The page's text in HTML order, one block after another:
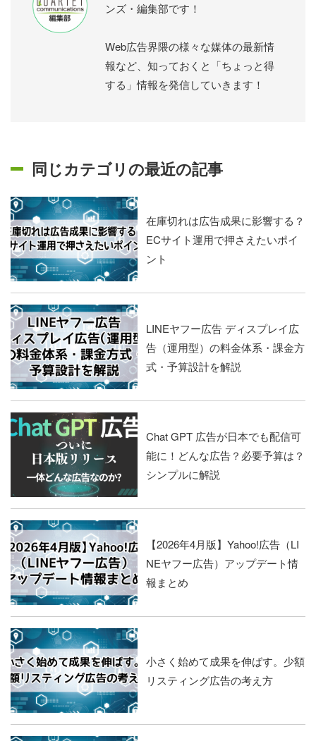
ンズ・編集部です！
Web広告界隈の様々な媒体の最新情
報など、知っておくと「ちょっと得
する」情報を発信していきます！
同じカテゴリの最近の記事
在庫切れは広告成果に影響する？
ECサイト運用で押さえたいポイ
ント
LINEヤフー広告 ディスプレイ広
告（運用型）の料金体系・課金方
式・予算設計を解説
Chat GPT 広告が日本でも配信可
能に！どんな広告？必要予算は？
シンプルに解説
【2026年4月版】Yahoo!広告（LI
NEヤフー広告）アップデート情
報まとめ
小さく始めて成果を伸ばす。少額
リスティング広告の考え方